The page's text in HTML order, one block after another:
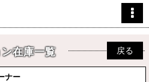
在庫一覧 戻る
ナー